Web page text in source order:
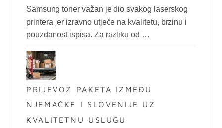
Samsung toner važan je dio svakog laserskog
printera jer izravno utječe na kvalitetu, brzinu i
pouzdanost ispisa. Za razliku od …
PRIJEVOZ PAKETA IZMEĐU
NJEMAČKE I SLOVENIJE UZ
KVALITETNU USLUGU